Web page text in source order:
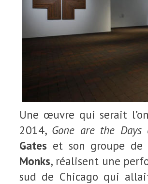
Une œuvre qui serait
2014, Gone are the
Gates et son groupe de
Monks, réalisent une
sud de Chicago qui